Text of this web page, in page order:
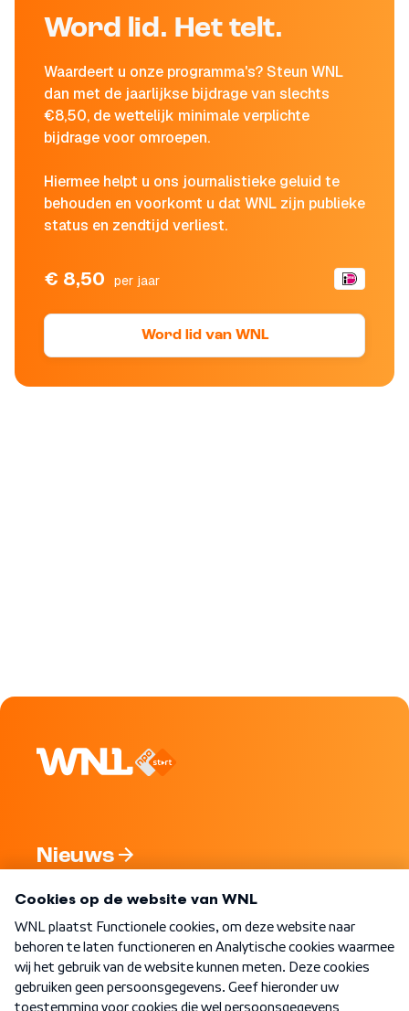
Word lid. Het telt.
Waardeert u onze programma's? Steun WNL
dan met de jaarlijkse bijdrage van slechts
€8,50, de wettelijk minimale verplichte
bijdrage voor omroepen.
Hiermee helpt u ons journalistieke geluid te
behouden en voorkomt u dat WNL zijn publieke
status en zendtijd verliest.
€ 8,50 per jaar
Word lid van WNL
Nieuws
Nieuwsbrief
Word Lid